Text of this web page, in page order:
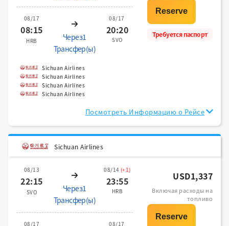
08/17
08:15
HRB
Через1
Трансфер(ы)
08/17
20:20
SVO
Требуется паспорт
Sichuan Airlines
Sichuan Airlines
Sichuan Airlines
Sichuan Airlines
Посмотреть Информацию о Рейсе
Sichuan Airlines
08/13
22:15
SVO
Через1
Трансфер(ы)
08/14 (+1)
23:55
HRB
08/17 08/17
USD1,337
Включая расходы на
топливо